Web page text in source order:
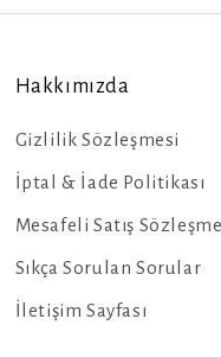
Hakkımızda
Gizlilik Sözleşmesi
İptal & İade Politikası
Mesafeli Satış
Sıkça Sorulan Sorular
İletişim Sayfası